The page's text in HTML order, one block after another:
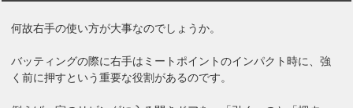
何故右手の使い方が大事なのでしょうか。
バッティングの際に右手はミートポイントのインパクト時に、強
く前に押すという重要な役割があるのです。